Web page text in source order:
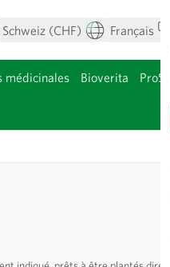
Schweiz (CHF) Français
médicinales Bioverita